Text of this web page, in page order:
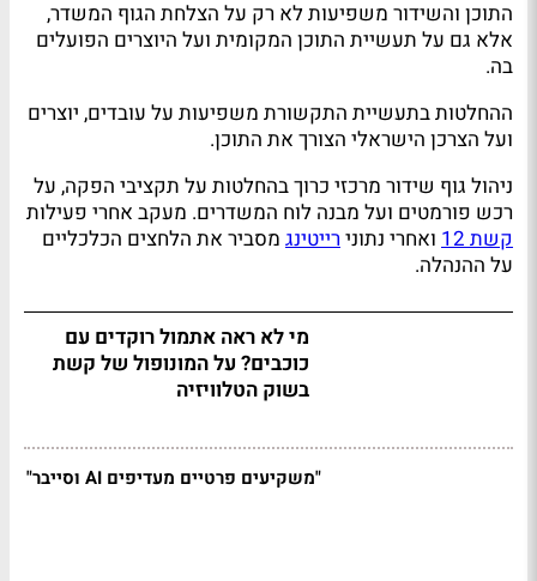
התוכן והשידור משפיעות לא רק על הצלחת הגוף המשדר,
אלא גם על תעשיית התוכן המקומית ועל היוצרים הפועלים
בה.
ההחלטות בתעשיית התקשורת משפיעות על עובדים, יוצרים
ועל הצרכן הישראלי הצורך את התוכן.
ניהול גוף שידור מרכזי כרוך בהחלטות על תקציבי הפקה, על
רכש פורמטים ועל מבנה לוח המשדרים. מעקב אחרי פעילות
קשת 12
ואחרי נתונירייטינג מסביר את הלחצים הכלכליים
על ההנהלה.
מי לא ראה אתמול רוקדים עם
כוכבים? על המונופול של קשת
בשוק הטלוויזיה
"משקיעים פרטיים מעדיפים AI וסייבר"